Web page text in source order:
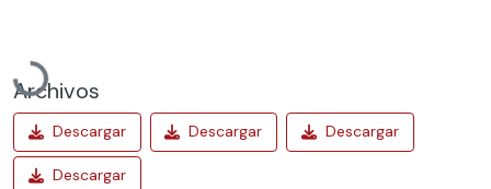
Cargando...
Archivos